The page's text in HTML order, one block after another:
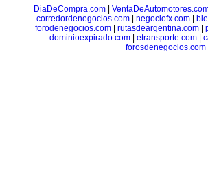
DiaDeCompra.com|
corredordenegocios.com
negociofx.com
forodenegocios.com| rutasdeargentina.com|
dominioexpirado.com| etransporte.com|
forosdenegocios.com